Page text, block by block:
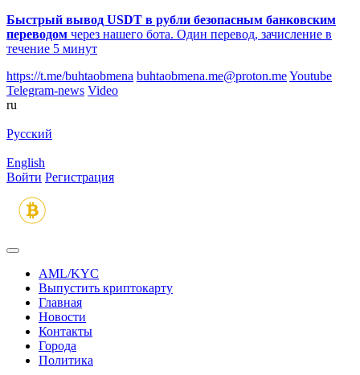
Быстрый вывод USDT в рубли безопасным банковским
переводом через нашего бота. Один перевод, зачисление в
течение 5 минут
https://t.me/buhtaobmena buhtaobmena.me@proton.meYoutube
Telegram-news Video
ru
Русский
English
Войти Регистрация
AML/KYC
Выпустить криптокарту
Главная
Новости
Контакты
Города
Политика